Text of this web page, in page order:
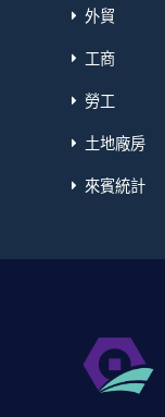
外貿
工商
勞工
土地廠房
來賓統計